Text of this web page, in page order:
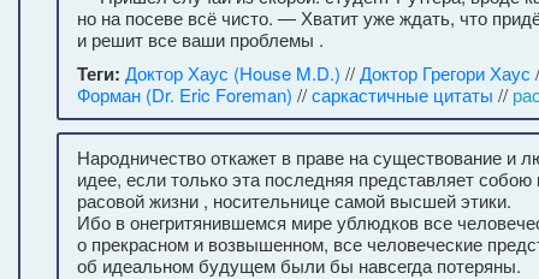
но на посеве всё чисто. — Хватит уже ждать, что
и решит все ваши проблемы .
Теги: Доктор Хаус (House M.D.) //Доктор Грегори Хаус
Форман (Dr. Eric Foreman) //саркастичные цитаты //
Народничество откажет в праве на существование и
идее, если только эта последняя представляет собою
расовой жизни , носительнице самой высшей этики.
Ибо в онегритянившемся мире ублюдков все
о прекрасном и возвышенном, все человеческие
об идеальном будущем были бы навсегда потеряны.